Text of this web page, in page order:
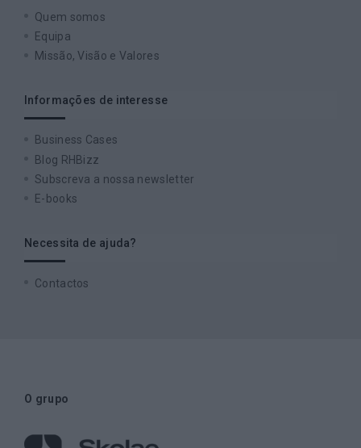
Quem somos
Equipa
Missão, Visão e Valores
Informações de interesse
Business Cases
Blog RHBizz
Subscreva a nossa newsletter
E-books
Necessita de ajuda?
Contactos
O grupo